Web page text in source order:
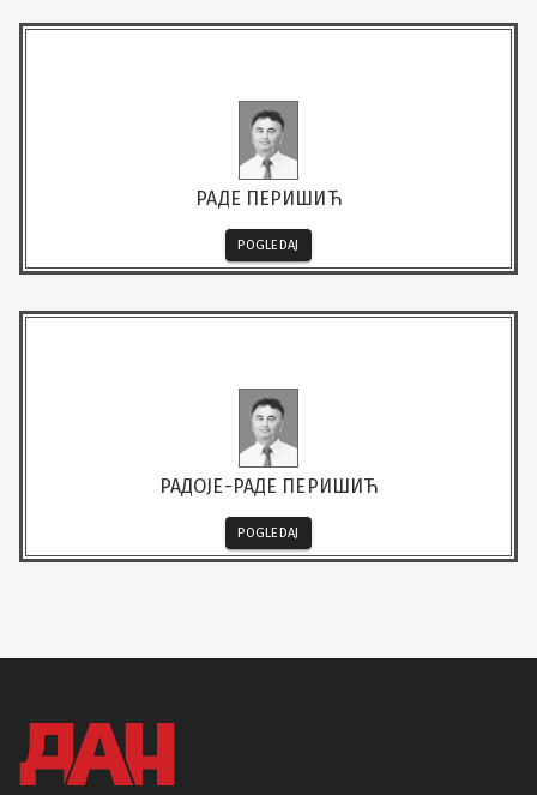
РАДЕ ПЕРИШИЋ
POGLEDAJ
РАДОЈЕ-РАДЕ ПЕРИШИЋ
POGLEDAJ